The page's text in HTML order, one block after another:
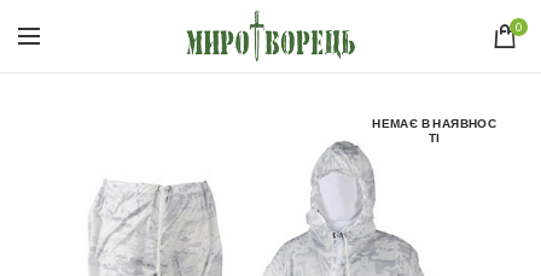
0
НЕМАЄ В НАЯВНОС
ТІ